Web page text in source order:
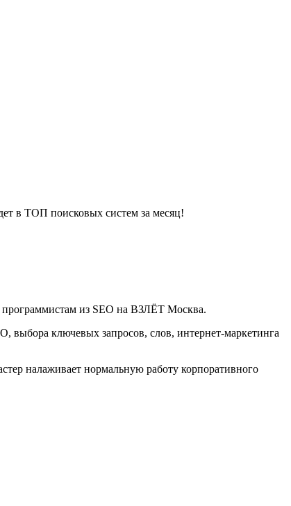
в ТОП поисковых систем за месяц!
программистам из SEO на ВЗЛЁТ Москва.
выбора ключевых запросов, слов, интернет-маркетинга
налаживает нормальную работу корпоративного